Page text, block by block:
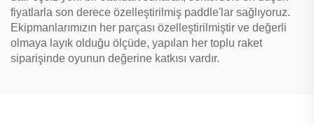
fiyatlarla son derece özelleştirilmiş paddle'lar sağlıyoruz.
Ekipmanlarımızın her parçası özelleştirilmiştir ve değerli
olmaya layık olduğu ölçüde, yapılan her toplu raket
siparişinde oyunun değerine katkısı vardır.